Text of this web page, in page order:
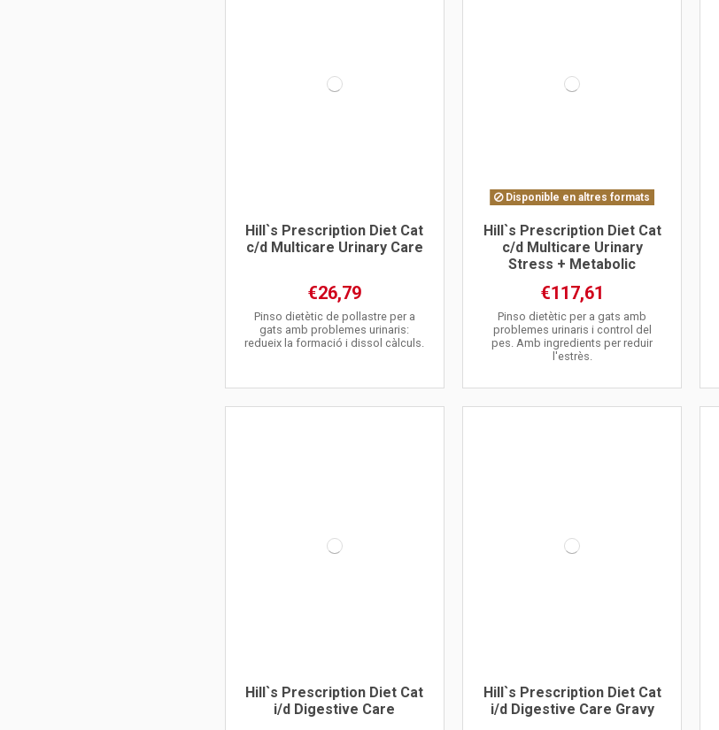
Hill`s Prescription Diet Cat
c/d Multicare Urinary Care
€26,79
Pinso dietètic de pollastre per a
gats amb problemes urinaris:
redueix la formació i dissol càlculs.
Disponible en altres formats
Hill`s Prescription Diet Cat
c/d Multicare Urinary
Stress + Metabolic
€117,61
Pinso dietètic per a gats amb
problemes urinaris i control del
pes. Amb ingredients per reduir
l'estrès.
Hill`s Prescription Diet Cat
i/d Digestive Care
Hill`s Prescription Diet Cat
i/d Digestive Care Gravy